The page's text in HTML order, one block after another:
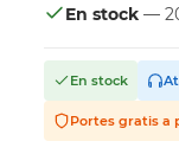
En stock —
En stock
Portes gratis a